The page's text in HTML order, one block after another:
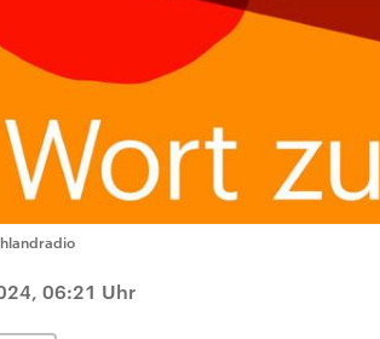
06:21 Uhr